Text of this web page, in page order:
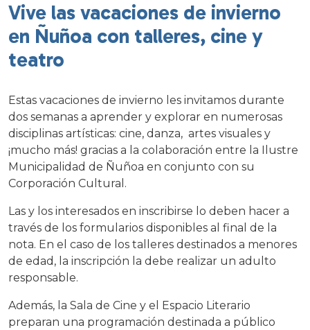
Vive las vacaciones de invierno
en Ñuñoa con talleres, cine y
teatro
Estas vacaciones de invierno les invitamos durante
dos semanas a aprender y explorar en numerosas
disciplinas artísticas: cine, danza, artes visuales y
¡mucho más! gracias a la colaboración entre la Ilustre
Municipalidad de Ñuñoa en conjunto con su
Corporación Cultural.
Las y los interesados en inscribirse lo deben hacer a
través de los formularios disponibles al final de la
nota. En el caso de los talleres destinados a menores
de edad, la inscripción la debe realizar un adulto
responsable.
Además, la Sala de Cine y el Espacio Literario
preparan una programación destinada a público